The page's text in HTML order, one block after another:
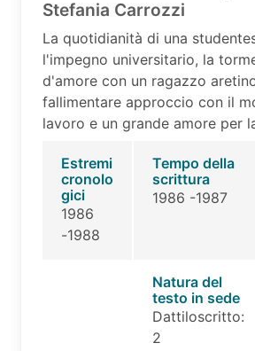
Stefania Carrozzi
La quotidianità di una
l'impegno universitario, la
d'amore con un ragazzo
fallimentare approccio con il
lavoro e un grande amore per
Estremi
cronolo
gici
1986
-1988
Tempo della
scrittura
1986 -1987
Natura del
testo in sede
Dattiloscritto:
2